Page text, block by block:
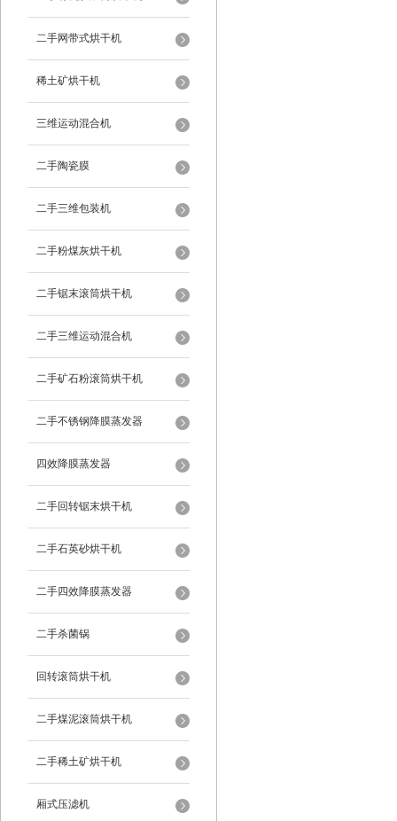
二手网带式烘干机
稀土矿烘干机
三维运动混合机
二手陶瓷膜
二手三维包装机
二手粉煤灰烘干机
二手锯末滚筒烘干机
二手三维运动混合机
二手矿石粉滚筒烘干机
二手不锈钢降膜蒸发器
四效降膜蒸发器
二手回转锯末烘干机
二手石英砂烘干机
二手四效降膜蒸发器
二手杀菌锅
回转滚筒烘干机
二手煤泥滚筒烘干机
二手稀土矿烘干机
厢式压滤机